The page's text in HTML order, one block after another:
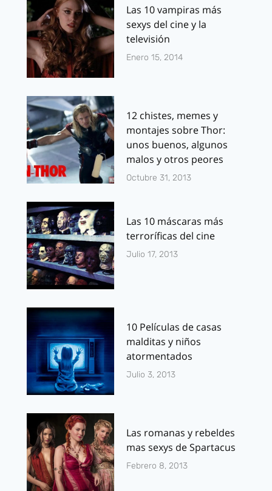
Las 10 vampiras más
sexys del cine y la
televisión
Enero 15, 2014
12 chistes, memes y
montajes sobre Thor:
unos buenos, algunos
malos y otros peores
Octubre 31, 2013
Las 10 máscaras más
terroríficas del cine
Julio 17, 2013
10 Películas de casas
malditas y niños
atormentados
Julio 3, 2013
Las romanas y rebeldes
mas sexys de Spartacus
Febrero 8, 2013